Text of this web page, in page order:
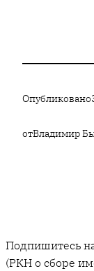
Опубликовано
отВладимир
Подпишитесь
(РКН о сборе